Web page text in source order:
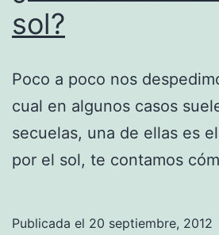
sol?
Poco a poco nos
cual en algunos casos
secuelas, una de ellas es
por el sol, te contamos
Publicada el 20 septiembre, 2012